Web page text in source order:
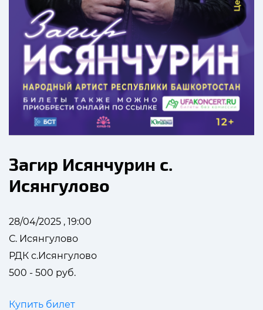
Загир Исянчурин с.
Исянгулово
28/04/2025 , 19:00
С. Исянгулово
РДК с.Исянгулово
500 - 500 руб.
Купить билет